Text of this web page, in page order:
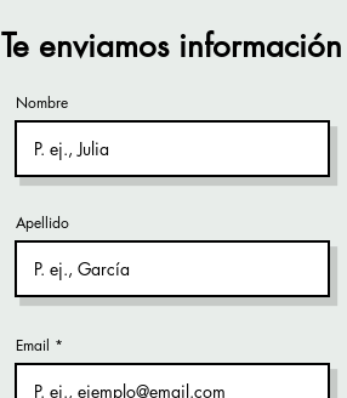
Te enviamos información
Nombre
Apellido
Email